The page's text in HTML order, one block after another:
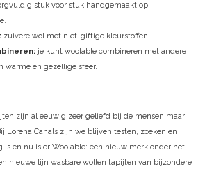
stuk voor stuk handgemaakt op
zuivere wol met niet-giftige kleurstoffen.
je kunt woolable combineren met andere
warme en gezellige sfeer.
zijn al eeuwig zeer geliefd bij de mensen maar
Lorena Canals zijn we blijven testen, zoeken en
is en nu is er Woolable: een nieuw merk onder het
nieuwe lijn wasbare wollen tapijten van bijzondere